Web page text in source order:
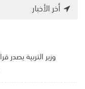
أخر الأخبار
وزير التربية يصدر